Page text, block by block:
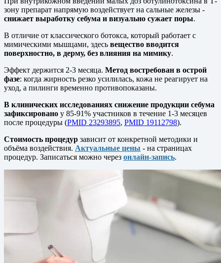
зону препарат напрямую воздействует на сальные железы -
снижает выработку себума и визуально сужает поры.
В отличие от классического ботокса, который работает с
мимическими мышцами, здесь вещество вводится
поверхностно, в дерму, без влияния на мимику.
Эффект держится 2-3 месяца. Метод востребован в острой
фазе: когда жирность резко усилилась, кожа не реагирует на
уход, а пилинги временно противопоказаны.
В клинических исследованиях снижение продукции себума
зафиксировано у 85-91% участников в течение 1-3 месяцев
после процедуры (PMID 23293895, PMID 19112798).
Стоимость процедур зависит от конкретной методики и
объёма воздействия. Актуальные цены - на страницах
процедур. Записаться можно через онлайн-запись.